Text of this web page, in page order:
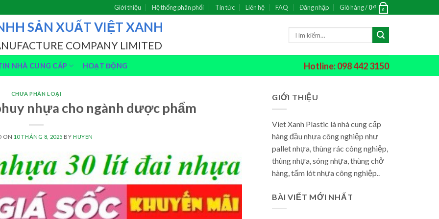
Giới thiệu Hệ thống phân phối Tin tức Liên hệ FAQ Đăng nhập Giỏ hàng /0₫ 0
SẢN XUẤT VIỆT XANH
COMPANY LIMITED
NHÀ CUNG CẤP HOẠT ĐỘNG Hotline: 098 442 3150
CHƯA PHÂN LOẠI
nhựa cho ngành dược phẩm
ON 10 THÁNG 8, 2025 BY HUYEN
GIỚI THIỆU
Viet Xanh Plastic là nhà cung cấp
hàng đầu nhựa công nghiệp như
pallet nhựa, thùng rác công nghiệp,
thùng nhựa, sóng nhựa, thùng chở
hàng, tấm lót nhựa công nghiệp..
BÀI VIẾT MỚI NHẤT